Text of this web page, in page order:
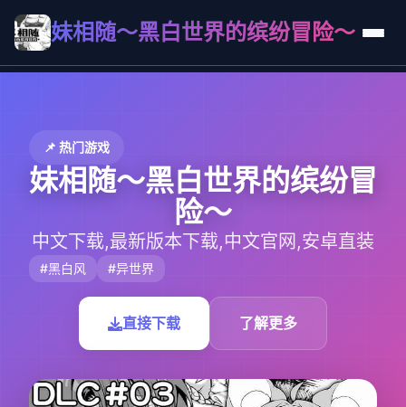
妹相随～黑白世界的缤纷冒险～
📌 热门游戏
妹相随～黑白世界的缤纷冒
险～
中文下载,最新版本下载,中文官网,安卓直装
#黑白风 #异世界
直接下载 了解更多